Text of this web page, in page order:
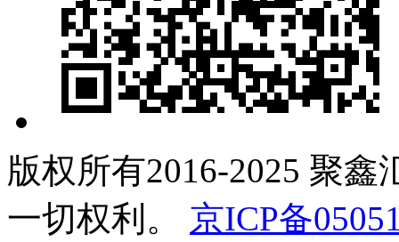
版权所有2016-2025 聚鑫
一切权利。
京ICP备